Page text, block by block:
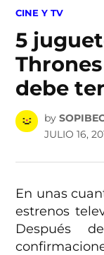
POSTED
CINE Y TV
5
debe
by
JULIO 16,
En unas
estrenos
Después